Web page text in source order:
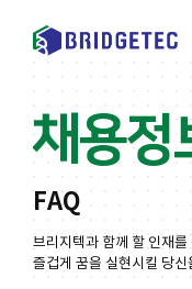
채용정
FAQ
브리지텍과 함께 할 인재를
즐겁게 꿈을 실현시킬 당신